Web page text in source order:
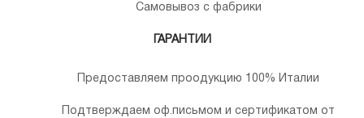
Самовывоз с фабрики
ГАРАНТИИ
Предоставляем проодукцию 100% Италии
Подтверждаем оф.письмом и сертификатом от